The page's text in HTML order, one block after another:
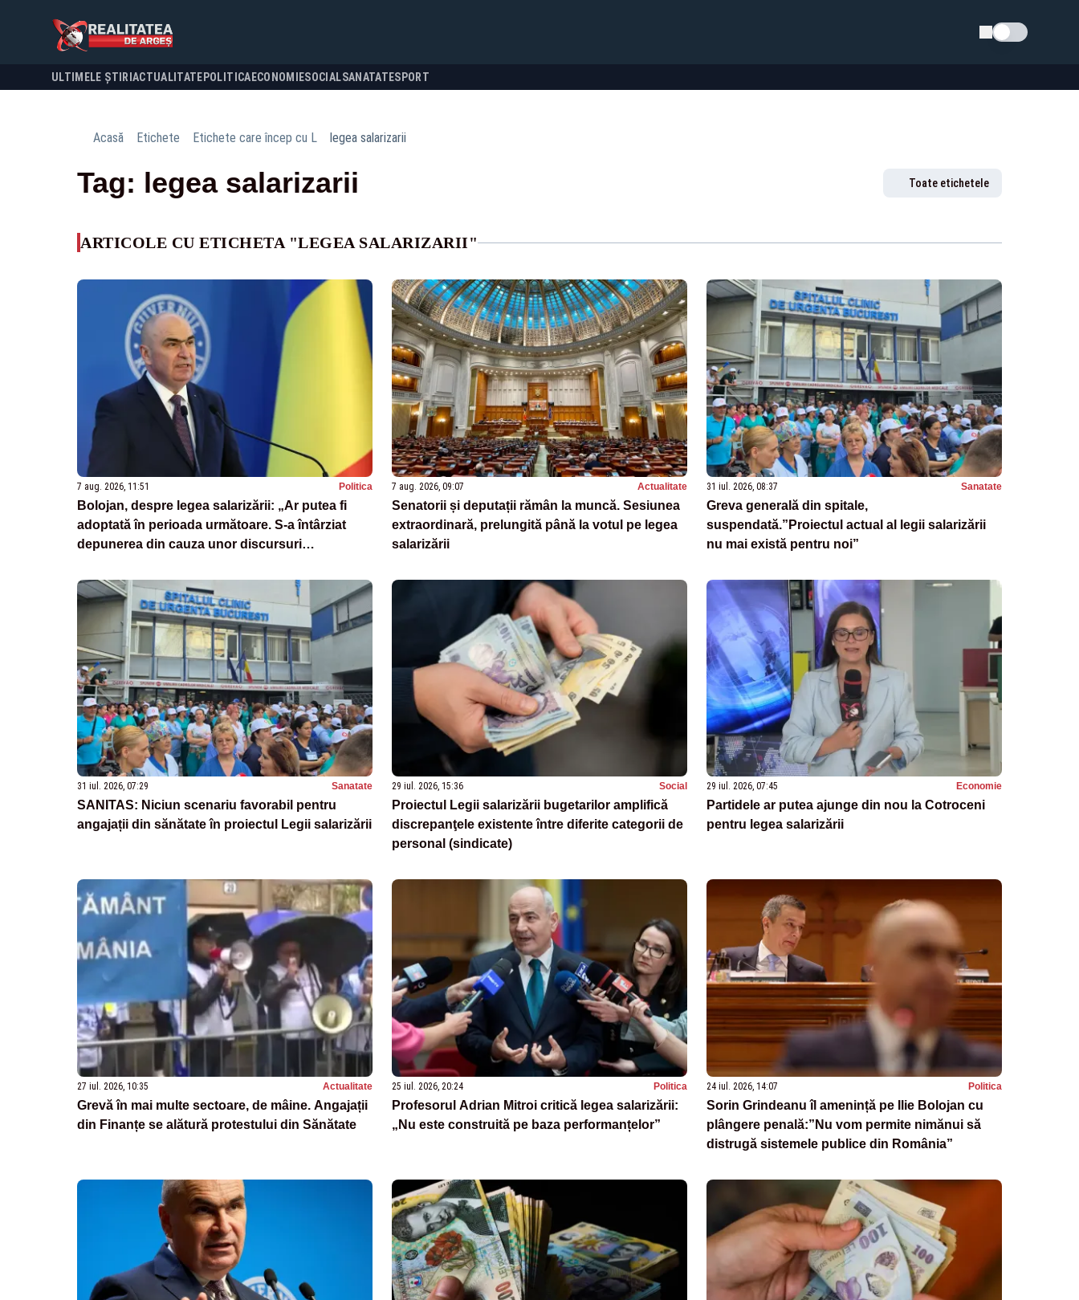
Schimba tema
ULTIMELE ȘTIRI ACTUALITATE POLITICA ECONOMIESOCIALSANATATESPORT
Acasă Etichete Etichete care încep cu L legea salarizarii
Tag: legea salarizarii Toate etichetele
ARTICOLE CU ETICHETA "LEGEA SALARIZARII"
7 aug. 2026, 11:51 Politica
Bolojan, despre legea salarizării: „Ar putea fi
adoptată în perioada următoare. S-a întârziat
depunerea din cauza unor discursuri
7 aug. 2026, 09:07 Actualitate
Senatorii și deputații rămân la muncă. Sesiunea
extraordinară, prelungită până la votul pe legea
salarizării
31 iul. 2026, 08:37 Sanatate
Greva generală din spitale,
suspendată.”Proiectul actual al legii salarizării
nu mai există pentru noi”
31 iul. 2026, 07:29 Sanatate
SANITAS: Niciun scenariu favorabil pentru
angajații din sănătate în proiectul Legii salarizării
29 iul. 2026, 15:36 Social
Proiectul Legii salarizării bugetarilor amplifică
discrepanţele existente între diferite categorii de
personal (sindicate)
29 iul. 2026, 07:45 Economie
Partidele ar putea ajunge din nou la Cotroceni
pentru legea salarizării
27 iul. 2026, 10:35 Actualitate
Grevă în mai multe sectoare, de mâine. Angajații
din Finanțe se alătură protestului din Sănătate
25 iul. 2026, 20:24 Politica
Profesorul Adrian Mitroi critică legea salarizării:
„Nu este construită pe baza performanțelor”
24 iul. 2026, 14:07 Politica
Sorin Grindeanu îl amenință pe Ilie Bolojan cu
plângere penală:”Nu vom permite nimănui să
distrugă sistemele publice din România”